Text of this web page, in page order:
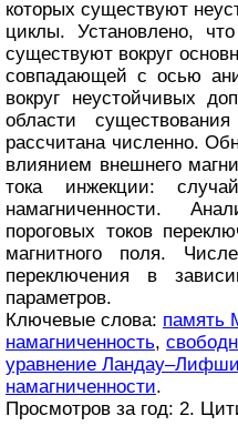
которых существуют
циклы. Установлено,
существуют вокруг
совпадающей с осью
вокруг неустойчивых
области
рассчитана численно.
влиянием внешнего
тока инжекции:
намагниченности.
пороговых токов
магнитного поля.
переключения в
параметров.
Ключевые слова: память
намагниченность,
уравнение
намагниченности.
Просмотров за год: 2.